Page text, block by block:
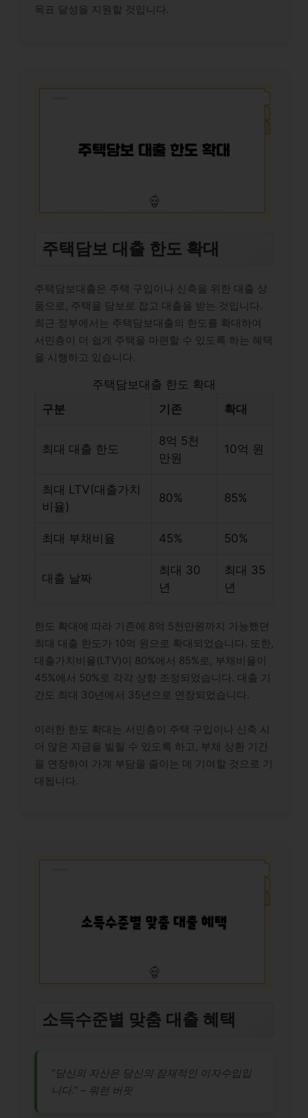
목표 달성을 지원할 것입니다.
주택담보 대출 한도 확대
주택담보대출은 주택 구입이나 신축을 위한 대출 상
품으로, 주택을 담보로 잡고 대출을 받는 것입니다.
최근 정부에서는 주택담보대출의 한도를 확대하여
서민층이 더 쉽게 주택을 마련할 수 있도록 하는 혜택
을 시행하고 있습니다.
주택담보대출 한도 확대
구분
기존 확대
최대 대출 한도
8억 5천
만원
10억 원
최대 LTV(대출가치
비율)
80% 85%
최대 부채비율 45% 50%
대출 날짜
최대 30
년
최대 35
년
한도 확대에 따라 기존에 8억 5천만원까지 가능했던
최대 대출 한도가 10억 원으로 확대되었습니다. 또한,
대출가치비율(LTV)이 80%에서 85%로, 부채비율이
45%에서 50%로 각각 상향 조정되었습니다. 대출 기
간도 최대 30년에서 35년으로 연장되었습니다.
이러한 한도 확대는 서민층이 주택 구입이나 신축 시
더 많은 자금을 빌릴 수 있도록 하고, 부채 상환 기간
을 연장하여 가계 부담을 줄이는 데 기여할 것으로 기
대됩니다.
소득수준별 맞춤 대출 혜택
“당신의 자산은 당신의 잠재적인 이자수입입
니다.” – 워런 버핏